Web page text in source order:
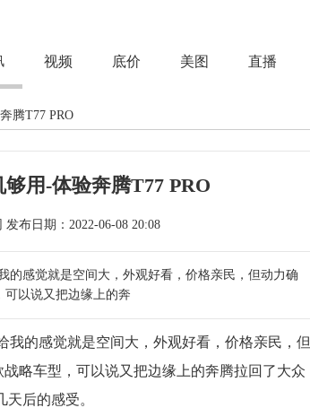
视频 底价 美图 直播
腾T77 PRO
用-体验奔腾T77 PRO
次 来源：汽车领域网 发布日期：2022-06-08 20:08
的感觉就是空间大，外观好看，价格亲民，但动力确
可以说又把边缘上的奔
的感觉就是空间大，外观好看，价格亲民，但
略车型，可以说又把边缘上的奔腾拉回了大众
后的感受。